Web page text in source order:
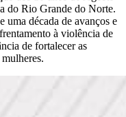
do Rio Grande do Norte.
uma década de avanços e
à violência de
de fortalecer as